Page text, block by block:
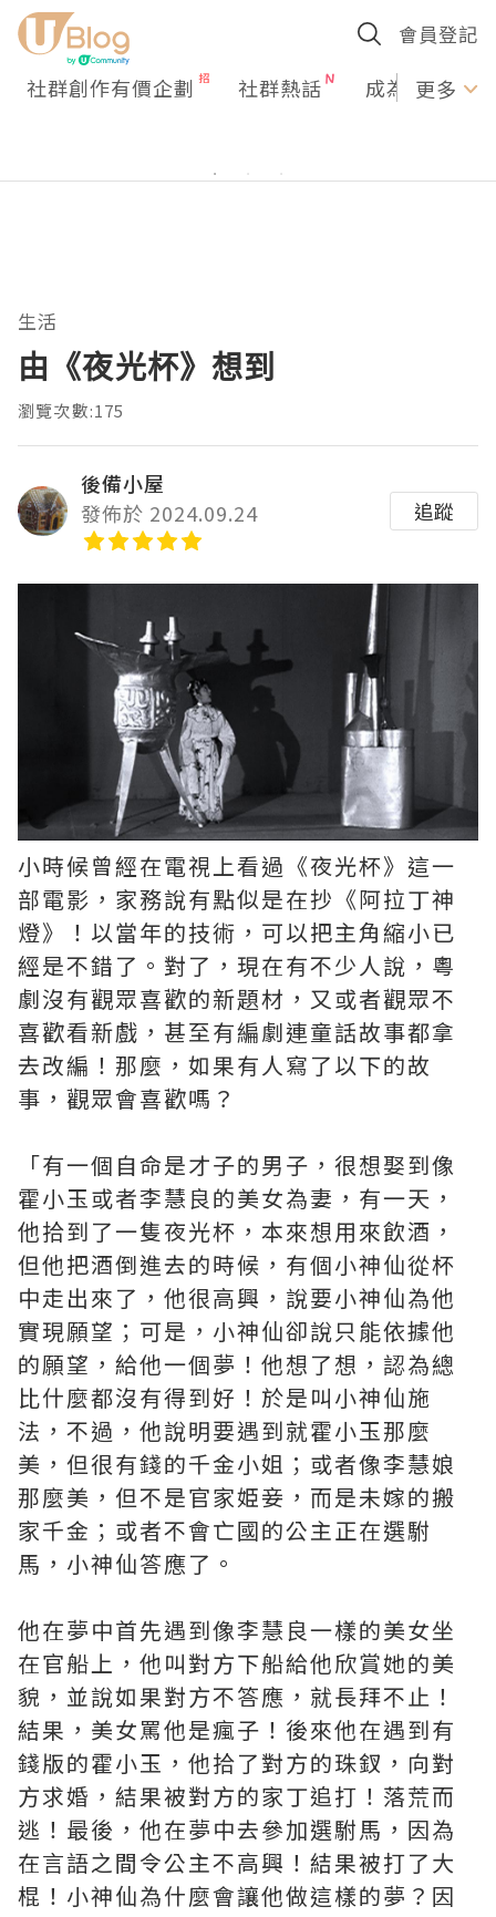
會員登記
社群創作有價企劃 社群熱話 成為U更多
生活
由《夜光杯》想到
瀏覽次數:175
後備小屋
發佈於 2024.09.24
追蹤
小時候曾經在電視上看過《夜光杯》這一
部電影，家務說有點似是在抄《阿拉丁神
燈》！以當年的技術，可以把主角縮小已
經是不錯了。對了，現在有不少人說，粵
劇沒有觀眾喜歡的新題材，又或者觀眾不
喜歡看新戲，甚至有編劇連童話故事都拿
去改編！那麼，如果有人寫了以下的故
事，觀眾會喜歡嗎？
「有一個自命是才子的男子，很想娶到像
霍小玉或者李慧良的美女為妻，有一天，
他拾到了一隻夜光杯，本來想用來飲酒，
但他把酒倒進去的時候，有個小神仙從杯
中走出來了，他很高興，說要小神仙為他
實現願望；可是，小神仙卻說只能依據他
的願望，給他一個夢！他想了想，認為總
比什麼都沒有得到好！於是叫小神仙施
法，不過，他說明要遇到就霍小玉那麼
美，但很有錢的千金小姐；或者像李慧娘
那麼美，但不是官家姫妾，而是未嫁的搬
家千金；或者不會亡國的公主正在選駙
馬，小神仙答應了。
他在夢中首先遇到像李慧良一樣的美女坐
在官船上，他叫對方下船給他欣賞她的美
貌，並說如果對方不答應，就長拜不止！
結果，美女罵他是瘋子！後來他在遇到有
錢版的霍小玉，他拾了對方的珠釵，向對
方求婚，結果被對方的家丁追打！落荒而
逃！最後，他在夢中去參加選駙馬，因為
在言語之間令公主不高興！結果被打了大
棍！小神仙為什麼會讓他做這樣的夢？因